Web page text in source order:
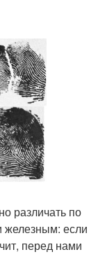
различать по
железным: если
перед нами